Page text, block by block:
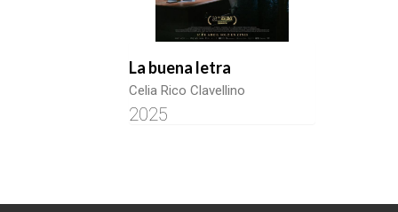
La buena letra
Celia Rico Clavellino
2025